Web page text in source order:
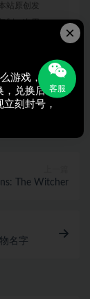
站原创发
制、盗用、
台。如若本
The Witcher
名字
客服
×
游戏，搜索
，兑换后不
刻封号，